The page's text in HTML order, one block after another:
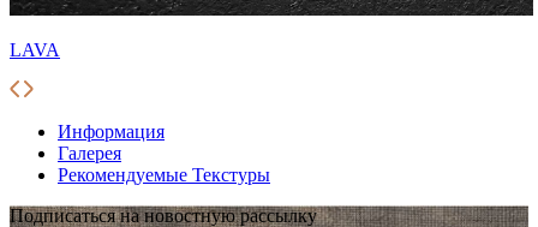
LAVA
Информация
Галерея
Рекомендуемые Текстуры
Подписаться на новостную рассылку